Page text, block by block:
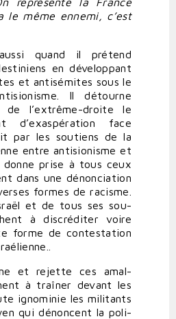
le même ennemi, c’est
quand il prétend
en déve­loppant
et anti­sé­mites sous le
Il détourne
l’extrême-droite le
d’exaspération face
par les sou­tiens de la
entre anti­sio­nisme et
donne prise à tous ceux
dans une dénon­ciation
formes de racisme.
et de tous ses sou­
à dis­cré­diter voire
forme de contes­tation
et rejette ces amal­
à traîner devant les
igno­minie les mili­tants
qui dénoncent la poli­